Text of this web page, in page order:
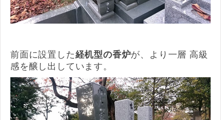
前面に設置した経机型の香炉が、より一層 高級
感を醸し出しています。